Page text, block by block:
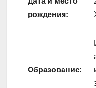
рождения:
Образование: